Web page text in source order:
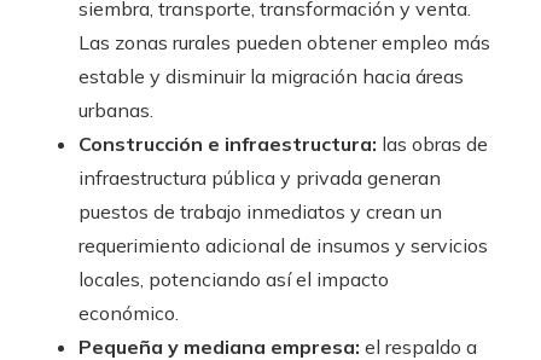
siembra, transporte, transformación y venta.
Las zonas rurales pueden obtener empleo más
estable y disminuir la migración hacia áreas
urbanas.
Construcción e infraestructura: las obras de
infraestructura pública y privada generan
puestos de trabajo inmediatos y crean un
requerimiento adicional de insumos y servicios
locales, potenciando así el impacto
económico.
Pequeña y mediana empresa: el respaldo a